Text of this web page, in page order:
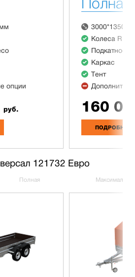
опции
руб.
Полная
Колеса R13
Подкатное
Каркас
Тент
160
ПОДРОБНЕЕ
121732 Евро
Полная Максимальная